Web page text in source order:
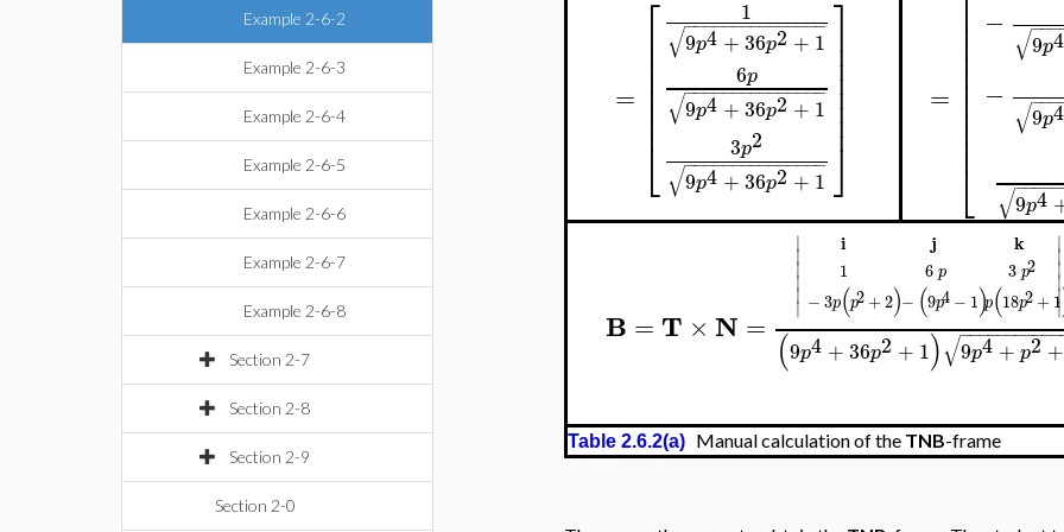
Example 2-6-2
Example 2-6-3
Example 2-6-4
Example 2-6-5
Example 2-6-6
Example 2-6-7
Example 2-6-8
Section 2-7
Section 2-8
Section 2-9
Section 2-0
=
⎡
⎣
⎢⎢⎢⎢⎢⎢⎢
1
9p4 +36p2 + 1
− −
−−−−−−−−−−−−−
√
6p
9p4 +36p2 + 1
− −
−−−−−−−−−−−−−
√
3p2
9p4 +36p2 + 1
− −
−−−−−−−−−−−−−
√
⎤
⎦
⎥⎥⎥⎥⎥⎥⎥
=
⎣
⎢⎢⎢⎢⎢⎢⎢⎢⎢⎢
−
9p4
−−−
√
−
9p4
−−−
√
9p4
−−−−−
√
B = T × N =
∣
∣
∣∣∣∣
i
1
−3p(p2+2)
j
6 p
− (9p4− 1)
k
3 p2
p(18p2+ 1
∣
∣
∣∣∣
∣
(9p4 +36p2 + 1) 9p4 + p2 +
−−−−−−−−−−−
√
Table 2.6.2(a)Manual calculation of the TNB-frame